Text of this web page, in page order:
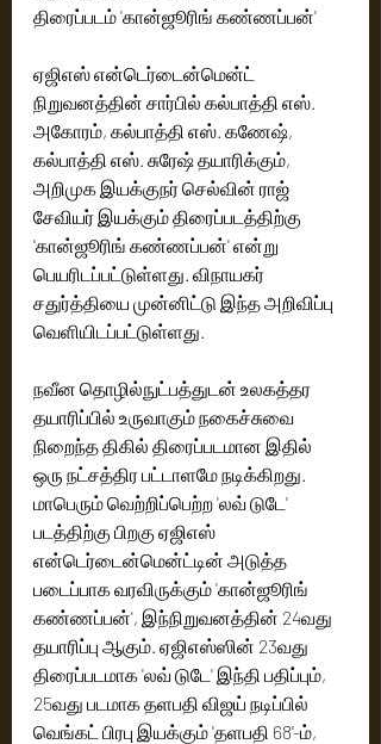
திரைப்படம் 'கான்ஜூரிங் கண்ணப்பன்'
ஏஜிஎஸ் என்டெர்டைன்மென்ட்
நிறுவனத்தின் சார்பில் கல்பாத்தி எஸ்.
அகோரம், கல்பாத்தி எஸ். கணேஷ்,
கல்பாத்தி எஸ். சுரேஷ் தயாரிக்கும்,
அறிமுக இயக்குநர் செல்வின் ராஜ்
சேவியர் இயக்கும் திரைப்படத்திற்கு
'கான்ஜூரிங் கண்ணப்பன்' என்று
பெயரிடப்பட்டுள்ளது. விநாயகர்
சதுர்த்தியை முன்னிட்டு இந்த அறிவிப்பு
வெளியிடப்பட்டுள்ளது.
நவீன தொழில்நுட்பத்துடன் உலகத்தர
தயாரிப்பில் உருவாகும் நகைச்சுவை
நிறைந்த திகில் திரைப்படமான இதில்
ஒரு நட்சத்திர பட்டாளமே நடிக்கிறது.
மாபெரும் வெற்றிப்பெற்ற 'லவ் டுடே'
படத்திற்கு பிறகு ஏஜிஎஸ்
என்டெர்டைன்மென்ட்டின் அடுத்த
படைப்பாக வரவிருக்கும் 'கான்ஜூரிங்
கண்ணப்பன்', இந்நிறுவனத்தின் 24வது
தயாரிப்பு ஆகும். ஏஜிஎஸ்ஸின் 23வது
திரைப்படமாக 'லவ் டுடே' இந்தி பதிப்பும்,
25வது படமாக தளபதி விஜய் நடிப்பில்
வெங்கட் பிரபு இயக்கும் 'தளபதி 68'-ம்,